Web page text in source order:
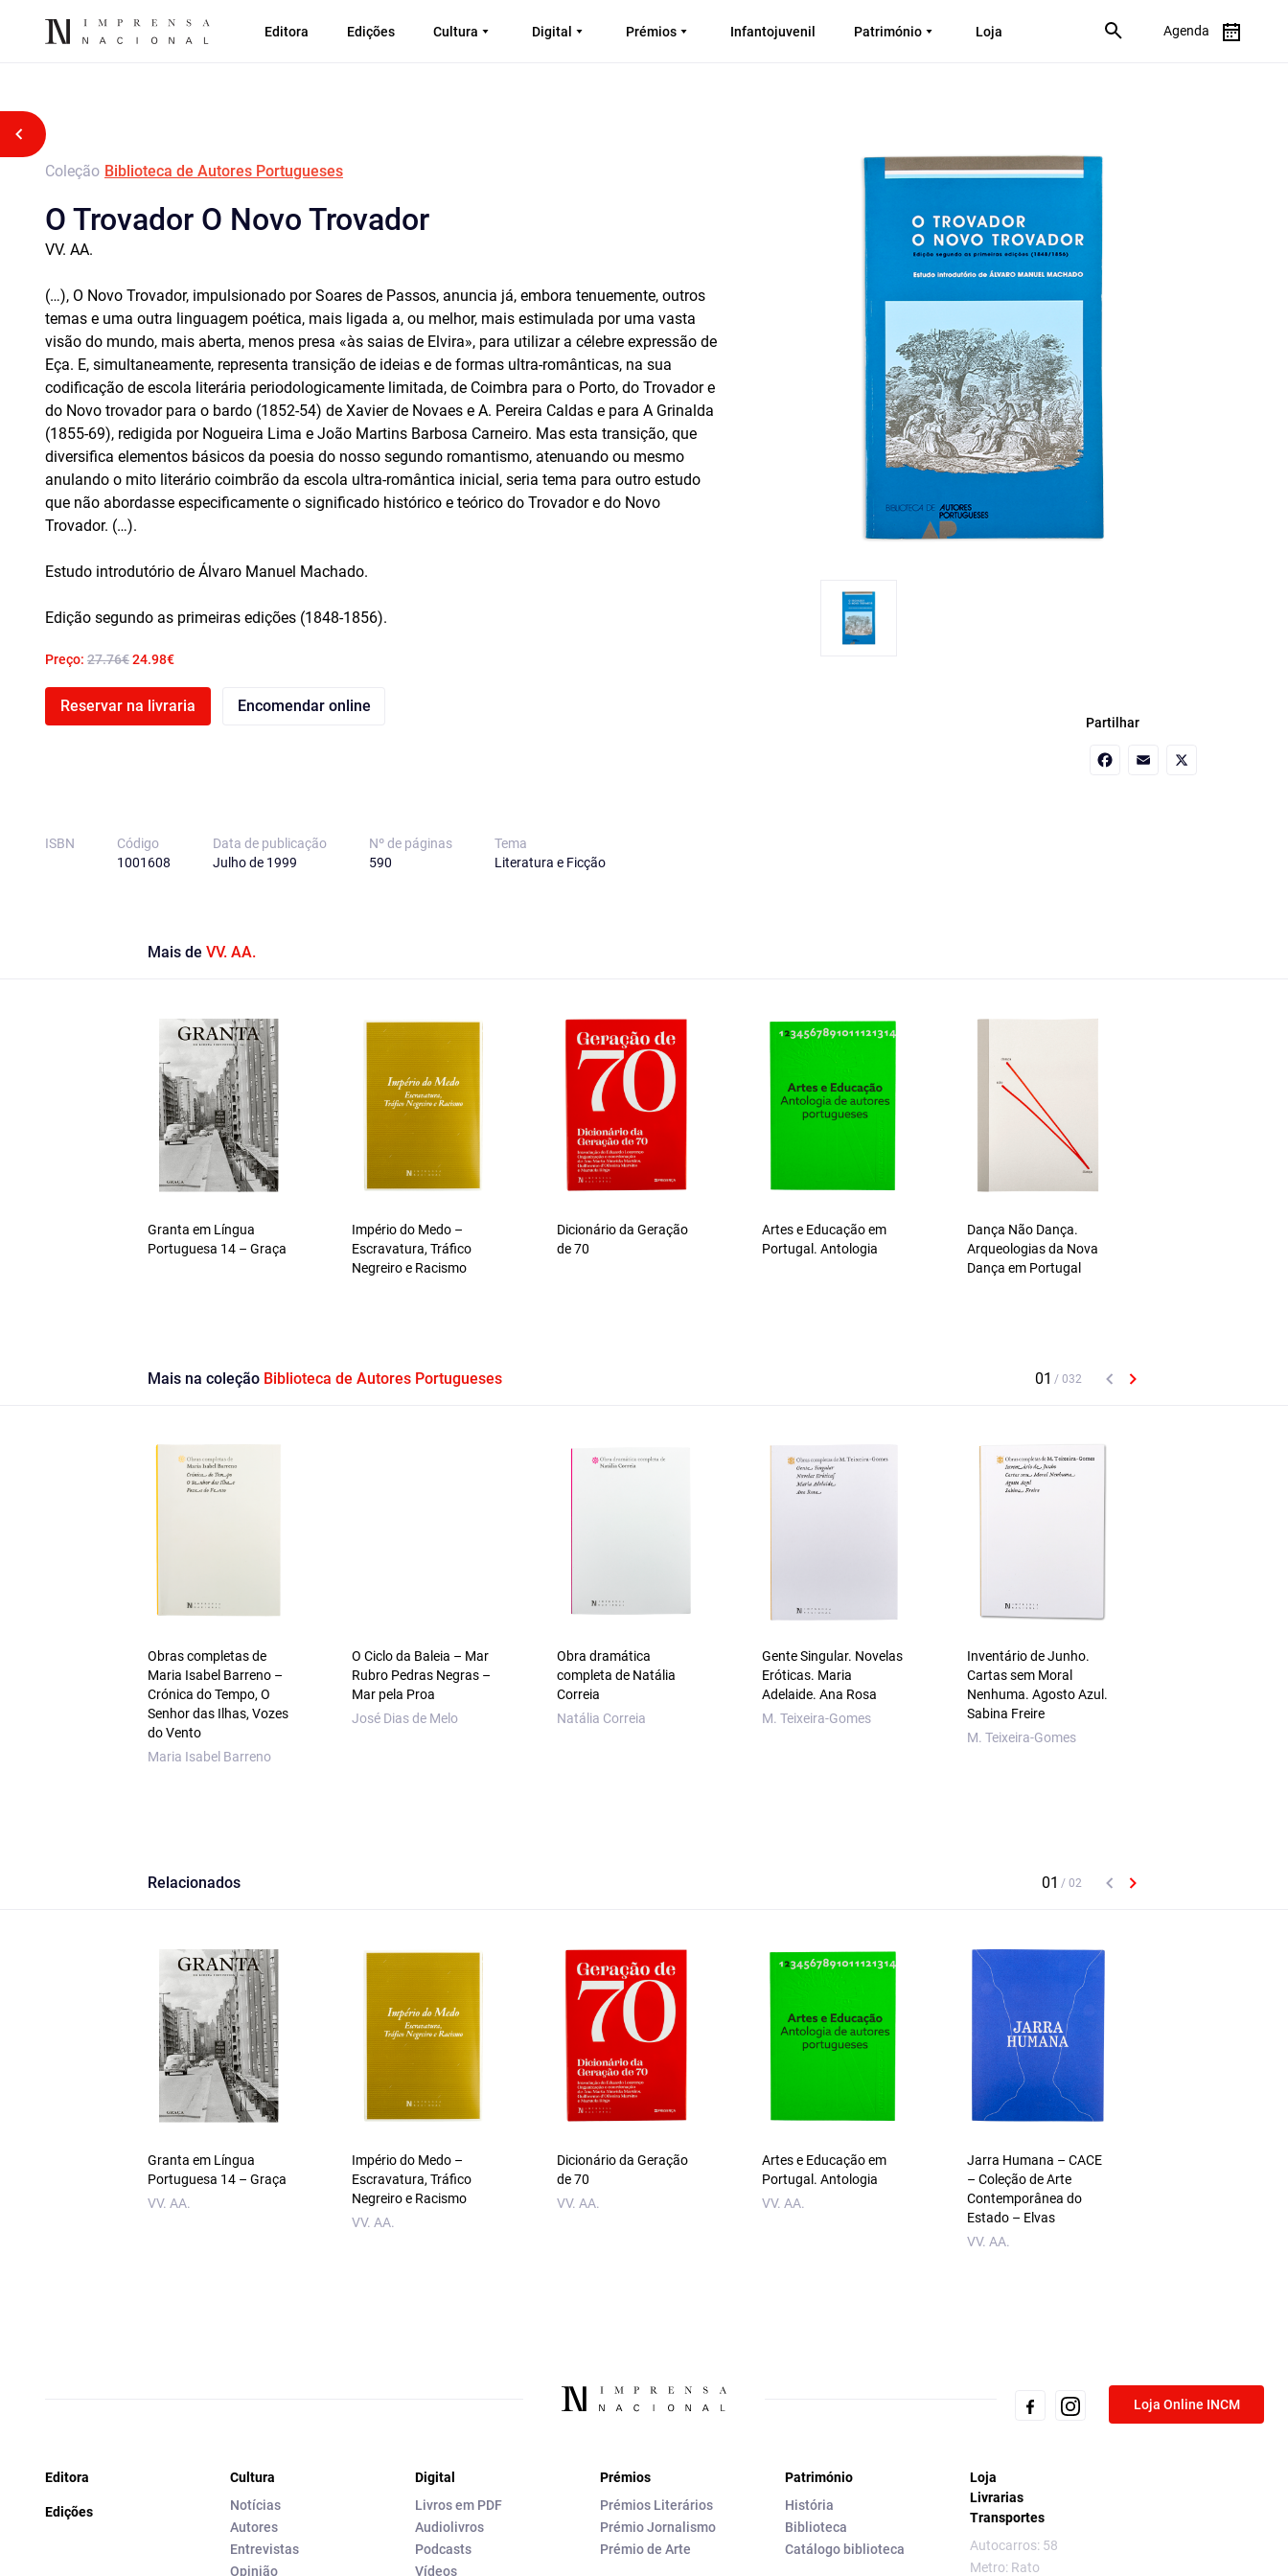
Editora Edições Cultura Digital Prémios Infantojuvenil Património Loja Agenda
Voltar atrás
Coleção Biblioteca de Autores Portugueses
O Trovador O Novo Trovador
VV. AA.
(…), O Novo Trovador, impulsionado por Soares de Passos, anuncia já, embora tenuemente, outros
temas e uma outra linguagem poética, mais ligada a, ou melhor, mais estimulada por uma vasta
visão do mundo, mais aberta, menos presa «às saias de Elvira», para utilizar a célebre expressão de
Eça. E, simultaneamente, representa transição de ideias e de formas ultra-românticas, na sua
codificação de escola literária periodologicamente limitada, de Coimbra para o Porto, do Trovador e
do Novo trovador para o bardo (1852-54) de Xavier de Novaes e A. Pereira Caldas e para A Grinalda
(1855-69), redigida por Nogueira Lima e João Martins Barbosa Carneiro. Mas esta transição, que
diversifica elementos básicos da poesia do nosso segundo romantismo, atenuando ou mesmo
anulando o mito literário coimbrão da escola ultra-romântica inicial, seria tema para outro estudo
que não abordasse especificamente o significado histórico e teórico do Trovador e do Novo
Trovador. (…).
Estudo introdutório de Álvaro Manuel Machado.
Edição segundo as primeiras edições (1848-1856).
Preço: 27.76€24.98€
Reservar na livraria Encomendar online
Partilhar
ISBN
Código
1001608
Data de publicação
Julho de 1999
Nº de páginas
590
Tema
Literatura e Ficção
Mais de VV. AA.
Granta em Língua
Portuguesa 14 – Graça
Império do Medo –
Escravatura, Tráfico
Negreiro e Racismo
Dicionário da Geração
de 70
Artes e Educação em
Portugal. Antologia
Dança Não Dança.
Arqueologias da Nova
Dança em Portugal
Mais na coleção Biblioteca de Autores Portugueses
Obras completas de
Maria Isabel Barreno –
Crónica do Tempo, O
Senhor das Ilhas, Vozes
do Vento
Maria Isabel Barreno
O Ciclo da Baleia – Mar
Rubro Pedras Negras –
Mar pela Proa
José Dias de Melo
Obra dramática
completa de Natália
Correia
Natália Correia
Gente Singular. Novelas
Eróticas. Maria
Adelaide. Ana Rosa
M. Teixeira-Gomes
Inventário de Junho.
Cartas sem Moral
Nenhuma. Agosto Azul.
Sabina Freire
M. Teixeira-Gomes
Relacionados
Granta em Língua
Portuguesa 14 – Graça
VV. AA.
Império do Medo –
Escravatura, Tráfico
Negreiro e Racismo
VV. AA.
Dicionário da Geração
de 70
VV. AA.
Artes e Educação em
Portugal. Antologia
VV. AA.
Jarra Humana – CACE
– Coleção de Arte
Contemporânea do
Estado – Elvas
VV. AA.
Loja Online INCM
Editora
Edições
Cultura
Notícias
Autores
Entrevistas
Opinião
Digital
Livros em PDF
Audiolivros
Podcasts
Vídeos
Prémios
Prémios Literários
Prémio Jornalismo
Prémio de Arte
Património
História
Biblioteca
Catálogo biblioteca
Loja
Livrarias
Transportes
Autocarros: 58
Metro: Rato